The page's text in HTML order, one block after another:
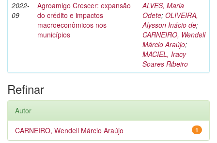
2022-
09
Agroamigo Crescer: expansão
do crédito e impactos
macroeconômicos nos
municípios
ALVES, Maria
Odete; OLIVEIRA,
Alysson Inácio de;
CARNEIRO, Wendell
Márcio Araújo;
MACIEL, Iracy
Soares Ribeiro
Refinar
Autor
1
CARNEIRO, Wendell Márcio Araújo